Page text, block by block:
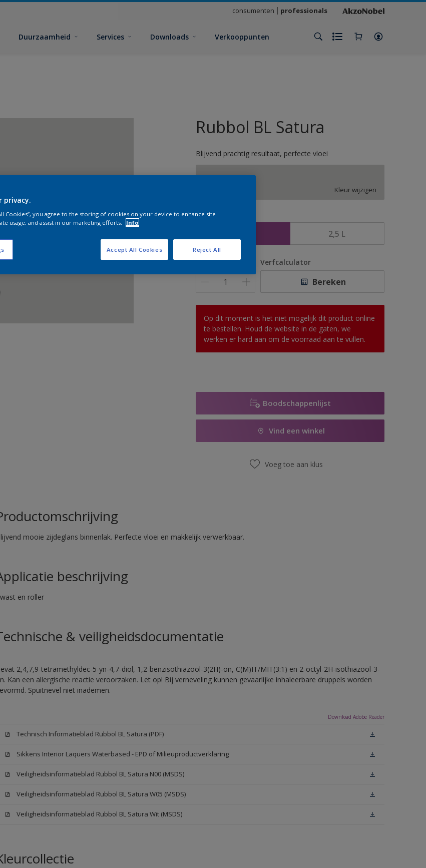
consumenten professionals
Duurzaamheid Services Downloads Verkooppunten
Rubbol BL Satura
Blijvend prachtig resultaat, perfecte vloei
ON.00.78
Kleur wijzigen
Grootte
2,5 L
Aantal Verfcalculator
Bereken
Op dit moment is het niet mogelijk dit product online
te bestellen. Houd de website in de gaten, we
werken er hard aan om de voorraad aan te vullen.
Boodschappenlijst
Vind een winkel
Voeg toe aan klus
mooie zijdeglans binnenlak. Perfecte vloei en makkelijk verwerkbaar.
beschrijving
en roller
& veiligheidsdocumentatie
2,4,7,9-tetramethyldec-5-yn-4,7-diol, 1,2-benzisothiazool-3(2H)-on, C(M)IT/MIT(3:1) en 2-octyl-2H-isothiazool-3-
Kan een allergische reactie veroorzaken. Let op! Bij verneveling kunnen gevaarlijke inhaleerbare druppels worden
Spuitnevel niet inademen.
Download Adobe Reader
Technisch Informatieblad Rubbol BL Satura (PDF)
Sikkens Interior Laquers Waterbased - EPD of Milieuproductverklaring
Veiligheidsinformatieblad Rubbol BL Satura N00 (MSDS)
Veiligheidsinformatieblad Rubbol BL Satura W05 (MSDS)
Veiligheidsinformatieblad Rubbol BL Satura Wit (MSDS)
privacy.
Cookies”, you agree to the storing of cookies on your device to enhance site
usage, and assist in our marketing efforts.
Info
Reject All
Accept All Cookies